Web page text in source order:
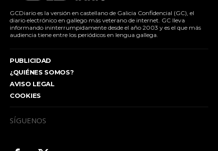
GCDiario es la versión en castellano de Galicia Confidencial (GC), el
diario electrónico en gallego más veterano de internet. GC lleva
informando ininterrumpidamente desde el año 2003 y es el que más
audiencia tiene entre los periódicos en lengua gallega.
PUBLICIDAD
¿QUIÉNES SOMOS?
AVISO LEGAL
COOKIES
SÍGUENOS